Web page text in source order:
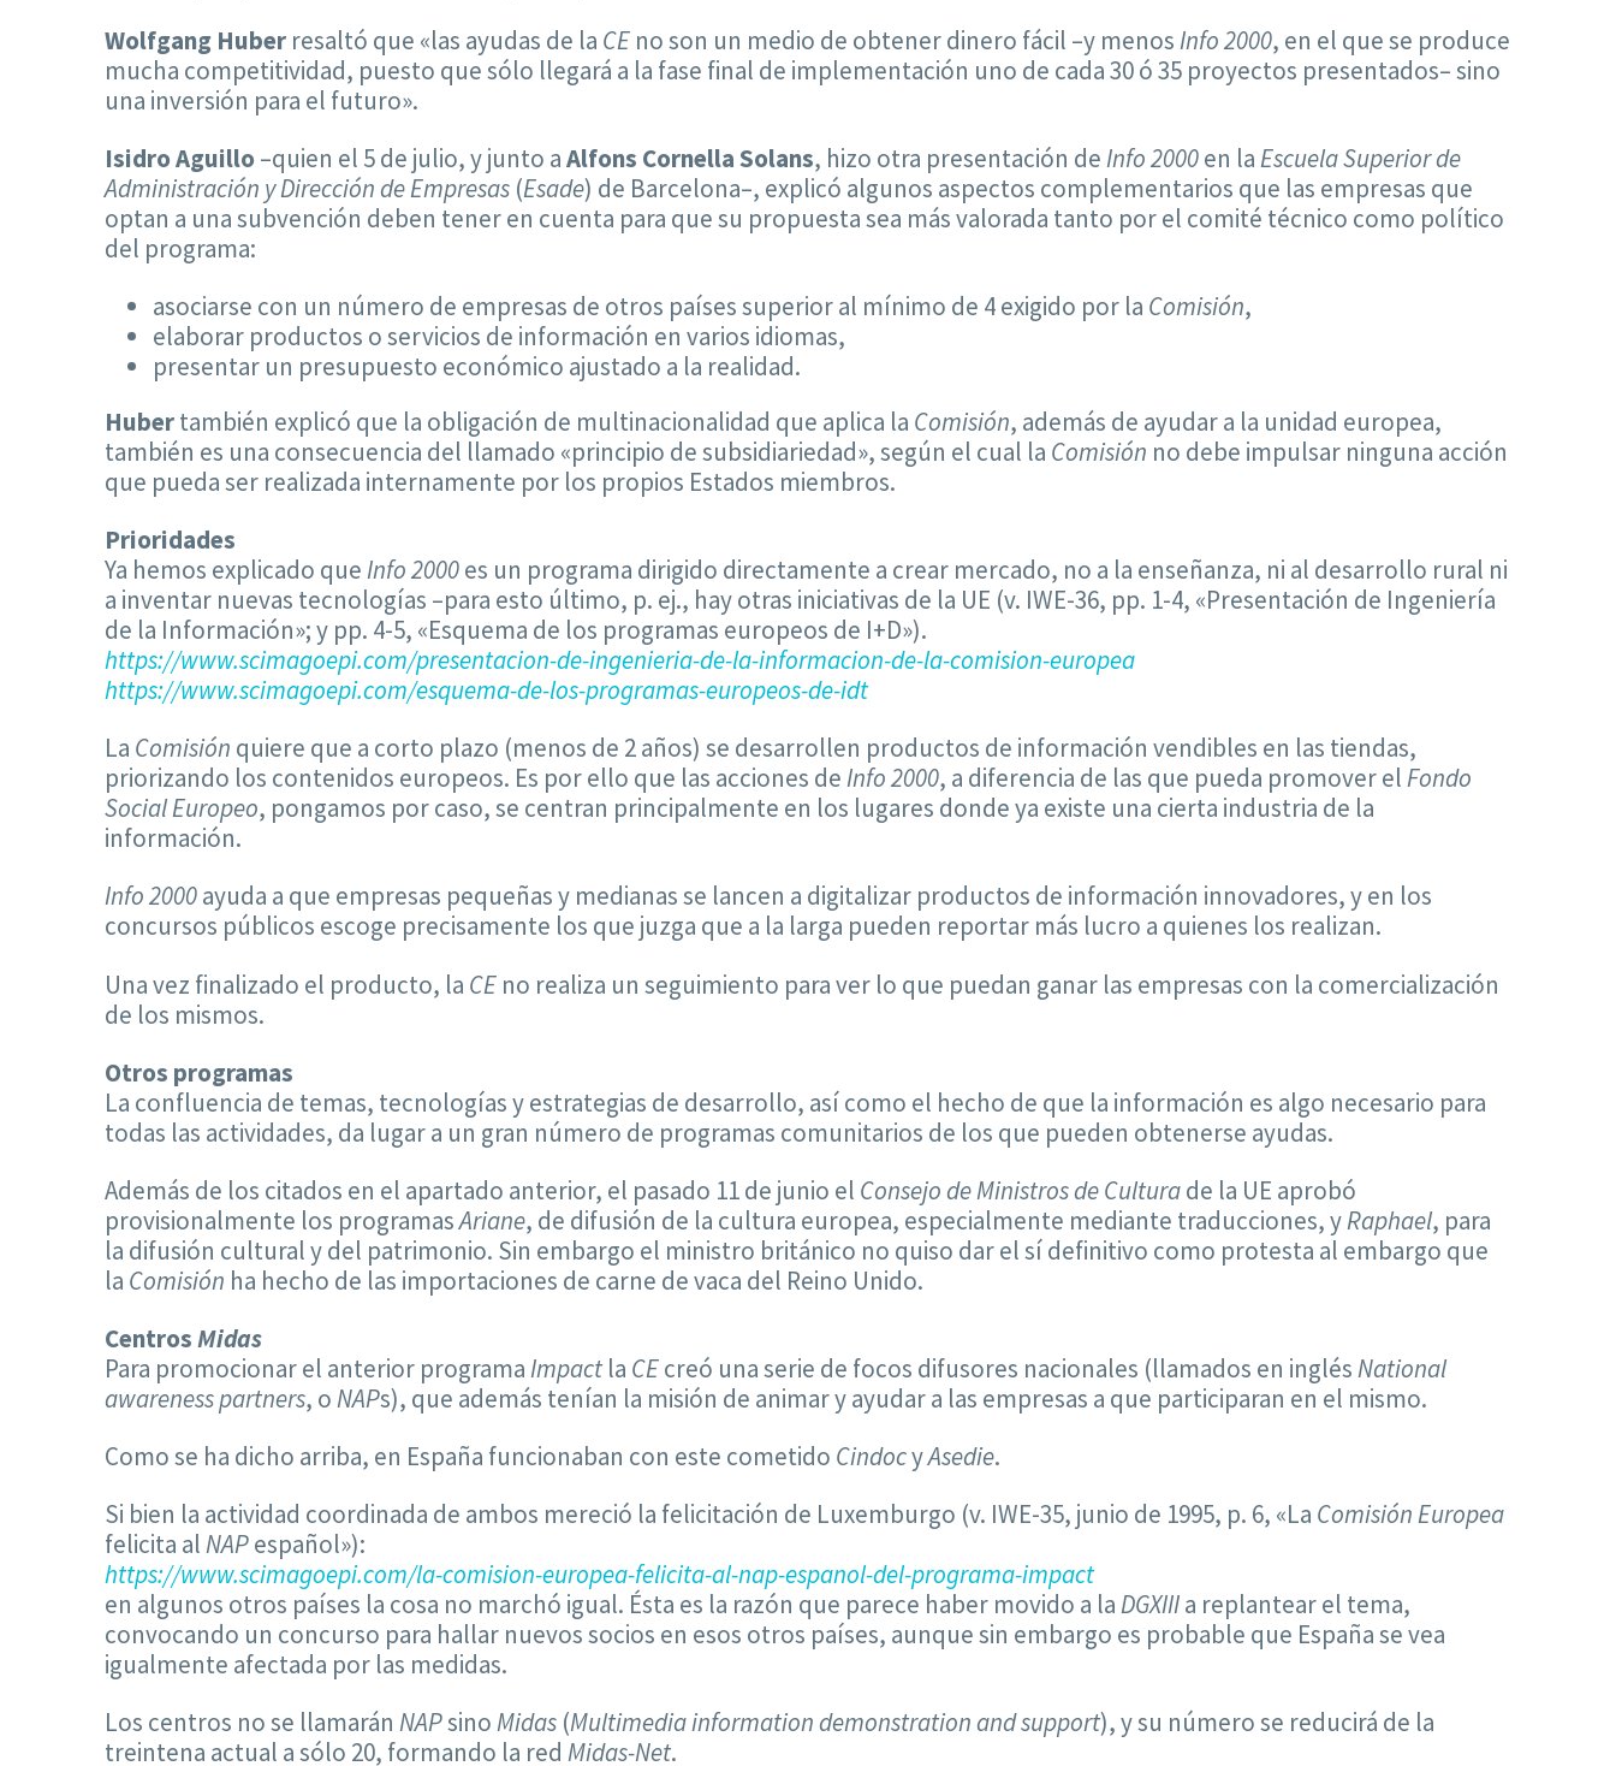
Wolfgang Huber resaltó que «las ayudas de la CE no son un medio de obtener dinero fácil –y menosInfo 2000, en el que se produce
mucha competitividad, puesto que sólo llegará a la fase final de implementación uno de cada 30 ó 35 proyectos presentados– sino
una inversión para el futuro».
Isidro Aguillo –quien el 5 de julio, y junto aAlfons Cornella Solans, hizo otra presentación deInfo 2000en laEscuela Superior de
Administración y Dirección de Empresas (Esade) de Barcelona–, explicó algunos aspectos complementarios que las empresas que
optan a una subvención deben tener en cuenta para que su propuesta sea más valorada tanto por el comité técnico como político
del programa:
asociarse con un número de empresas de otros países superior al mínimo de 4 exigido por la Comisión,
elaborar productos o servicios de información en varios idiomas,
presentar un presupuesto económico ajustado a la realidad.
Hubertambién explicó que la obligación de multinacionalidad que aplica la Comisión, además de ayudar a la unidad europea,
también es una consecuencia del llamado «principio de subsidiariedad», según el cual la Comisión no debe impulsar ninguna acción
que pueda ser realizada internamente por los propios Estados miembros.
Prioridades
Ya hemos explicado queInfo 2000es un programa dirigido directamente a crear mercado, no a la enseñanza, ni al desarrollo rural ni
a inventar nuevas tecnologías –para esto último, p. ej., hay otras iniciativas de la UE (v. IWE-36, pp. 1-4, «Presentación de Ingeniería
de la Información»; y pp. 4-5, «Esquema de los programas europeos de I+D»).
https://www.scimagoepi.com/presentacion-de-ingenieria-de-la-informacion-de-la-comision-europea
https://www.scimagoepi.com/esquema-de-los-programas-europeos-de-idt
La Comisión quiere que a corto plazo (menos de 2 años) se desarrollen productos de información vendibles en las tiendas,
priorizando los contenidos europeos. Es por ello que las acciones deInfo 2000, a diferencia de las que pueda promover elFondo
Social Europeo, pongamos por caso, se centran principalmente en los lugares donde ya existe una cierta industria de la
información.
Info 2000ayuda a que empresas pequeñas y medianas se lancen a digitalizar productos de información innovadores, y en los
concursos públicos escoge precisamente los que juzga que a la larga pueden reportar más lucro a quienes los realizan.
Una vez finalizado el producto, la CE no realiza un seguimiento para ver lo que puedan ganar las empresas con la comercialización
de los mismos.
Otros programas
La confluencia de temas, tecnologías y estrategias de desarrollo, así como el hecho de que la información es algo necesario para
todas las actividades, da lugar a un gran número de programas comunitarios de los que pueden obtenerse ayudas.
Además de los citados en el apartado anterior, el pasado 11 de junio el Consejo de Ministros de Culturade la UE aprobó
provisionalmente los programasAriane, de difusión de la cultura europea, especialmente mediante traducciones, yRaphael, para
la difusión cultural y del patrimonio. Sin embargo el ministro británico no quiso dar el sí definitivo como protesta al embargo que
la Comisión ha hecho de las importaciones de carne de vaca del Reino Unido.
CentrosMidas
Para promocionar el anterior programaImpact la CEcreó una serie de focos difusores nacionales (llamados en inglésNational
awareness partners, oNAPs), que además tenían la misión de animar y ayudar a las empresas a que participaran en el mismo.
Como se ha dicho arriba, en España funcionaban con este cometido CindocyAsedie.
Si bien la actividad coordinada de ambos mereció la felicitación de Luxemburgo (v. IWE-35, junio de 1995, p. 6, «La Comisión Europea
felicita alNAPespañol»):
https://www.scimagoepi.com/la-comision-europea-felicita-al-nap-espanol-del-programa-impact
en algunos otros países la cosa no marchó igual. Ésta es la razón que parece haber movido a laDGXIIIa replantear el tema,
convocando un concurso para hallar nuevos socios en esos otros países, aunque sin embargo es probable que España se vea
igualmente afectada por las medidas.
Los centros no se llamarán NAPsinoMidas (Multimedia information demonstration and support), y su número se reducirá de la
treintena actual a sólo 20, formando la red Midas-Net.